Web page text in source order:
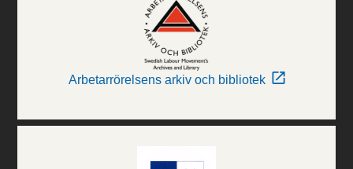
Arbetarrörelsens arkiv och bibliotek